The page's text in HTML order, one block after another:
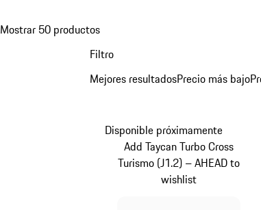
Mostrar 50 productos
Filtro
Mejores resultadosPrecio más bajo
Disponible próximamente
Add Taycan Turbo Cross
Turismo (J1.2) – AHEAD to
wishlist